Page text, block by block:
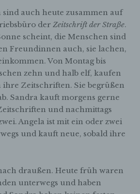
sind auch heute zusammen auf
der Zeitschrift der Straße.
scheint, die Menschen sind
Freundinnen auch, sie lachen,
Von Montag bis
zehn und halb elf, kaufen
ihre Zeitschriften. Sie begrüßen
Sandra kauft morgens gerne
und nachmittags
Angela ist mit ein oder zwei
und kauft neue, sobald ihre
draußen. Heute früh waren
unterwegs und haben